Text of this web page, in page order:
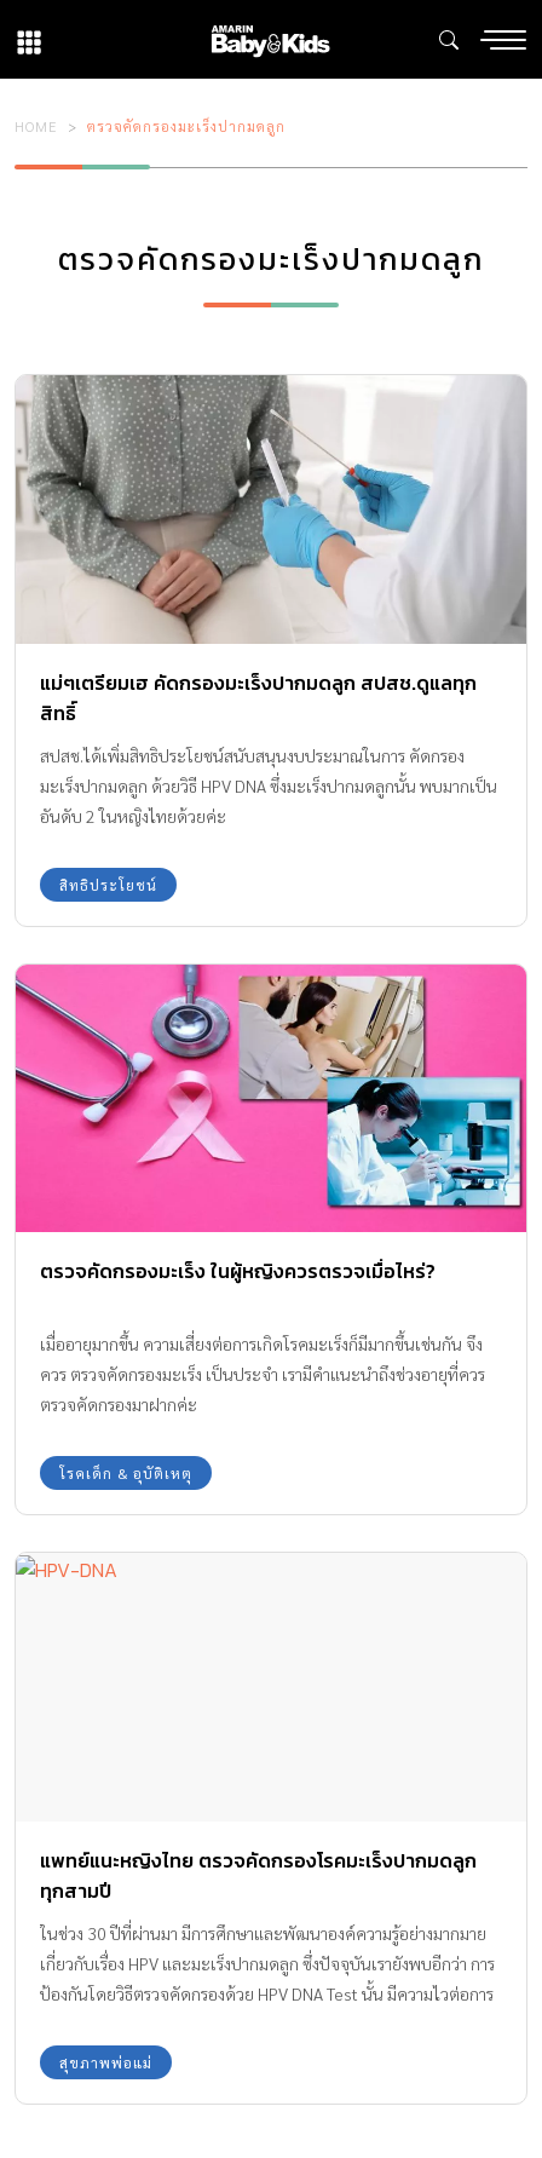
HOME ตรวจคัดกรองมะเร็งปากมดลูก
ตรวจคัดกรองมะเร็งปากมดลูก
แม่ๆเตรียมเฮ คัดกรองมะเร็งปากมดลูก สปสช.ดูแลทุก
สิทธิ์
สปสช.ได้เพิ่มสิทธิประโยชน์สนับสนุนงบประมาณในการ คัดกรอง
มะเร็งปากมดลูก ด้วยวิธี HPV DNA ซึ่งมะเร็งปากมดลูกนั้น พบมากเป็น
อันดับ 2 ในหญิงไทยด้วยค่ะ
สิทธิประโยชน์
ตรวจคัดกรองมะเร็ง ในผู้หญิงควรตรวจเมื่อไหร่?
เมื่ออายุมากขึ้น ความเสี่ยงต่อการเกิดโรคมะเร็งก็มีมากขึ้นเช่นกัน จึง
ควร ตรวจคัดกรองมะเร็ง เป็นประจำ เรามีคำแนะนำถึงช่วงอายุที่ควร
ตรวจคัดกรองมาฝากค่ะ
โรคเด็ก & อุบัติเหตุ
แพทย์แนะหญิงไทย ตรวจคัดกรองโรคมะเร็งปากมดลูก
ทุกสามปี
ในช่วง 30 ปีที่ผ่านมา มีการศึกษาและพัฒนาองค์ความรู้อย่างมากมาย
เกี่ยวกับเรื่อง HPV และมะเร็งปากมดลูก ซึ่งปัจจุบันเรายังพบอีกว่า การ
ป้องกันโดยวิธีตรวจคัดกรองด้วย HPV DNA Test นั้น มีความไวต่อการ
สุขภาพพ่อแม่